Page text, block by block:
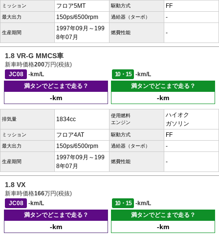
ミッション フロア5MT 駆動方式 FF
最大出力 150ps/6500rpm 過給器（ターボ） -
生産期間
1997年09月～199
8年07月
燃費性能 -
1.8 VR-G MMCS車
新車時価格200万円(税抜)
JC08
-km/L 10・15
-km/L
満タンでどこまで走る？
-km
満タンでどこまで走る？
-km
排気量 1834cc
使用燃料
エンジン
ハイオク
ガソリン
ミッション フロア4AT 駆動方式 FF
最大出力 150ps/6500rpm 過給器（ターボ） -
生産期間
1997年09月～199
8年07月
燃費性能 -
1.8 VX
新車時価格166万円(税抜)
JC08
-km/L 10・15
-km/L
満タンでどこまで走る？
-km
満タンでどこまで走る？
-km